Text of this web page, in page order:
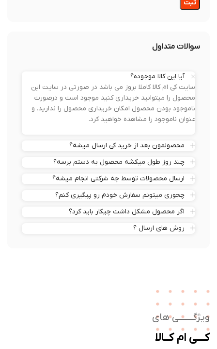
سوالات متداول
آیا این کالا موجوده؟
سایت کی ام کالا کاملا بروز می باشد در صورتی در سایت این
محصول را میتوانید خریداری کنید موجود است و درصورت
ناموجود بودن محصول امکان خریداری محصول را ندارید. و
عنوان ناموجود را مشاهده خواهید کرد.
محصولمون بعد از خرید کی ارسال میشه؟
چند روز طول میکشه محصول به دستم برسه؟
ارسال محصولات توسط چه شرکتی انجام میشه؟
چجوری میتونم سفارش خودم رو پیگیری کنم؟
اگر محصول مشکل داشت چیکار باید کرد؟
روش های ارسال ؟
های
ام کــالا